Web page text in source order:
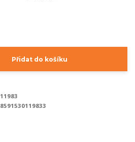
Přidat do košíku
11983
8591530119833